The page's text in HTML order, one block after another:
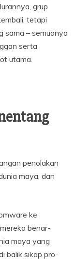
grup
tetapi
sama – semuanya
serta
utama.
penolakan
maya, dan
ke
benar-
maya yang
balik sikap pro-